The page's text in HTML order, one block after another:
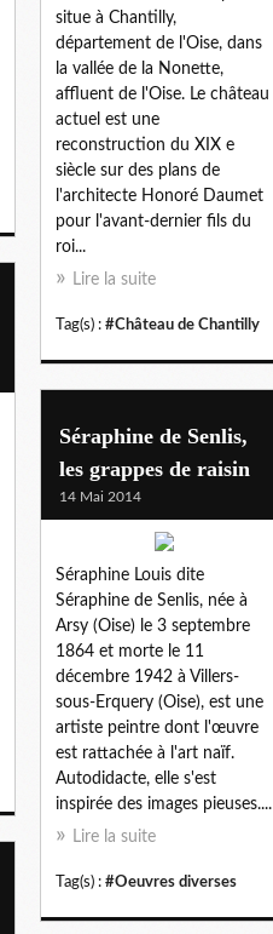
situe à Chantilly,
département de l'Oise, dans
la vallée de la Nonette,
affluent de l'Oise. Le château
actuel est une
reconstruction du XIX e
siècle sur des plans de
l'architecte Honoré Daumet
pour l'avant-dernier fils du
roi...
Lire la suite
Tag(s) : #Château de Chantilly
Séraphine de Senlis,
les grappes de raisin
14 Mai 2014
Séraphine Louis dite
Séraphine de Senlis, née à
Arsy (Oise) le 3 septembre
1864 et morte le 11
décembre 1942 à Villers-
sous-Erquery (Oise), est une
artiste peintre dont l'œuvre
est rattachée à l'art naïf.
Autodidacte, elle s'est
inspirée des images pieuses....
Lire la suite
Tag(s) : #Oeuvres diverses